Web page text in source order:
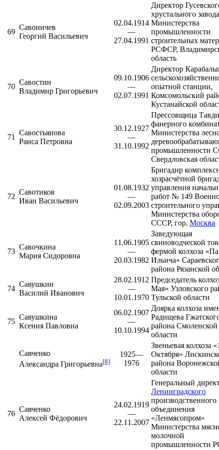
69
Савоничев
Георгий Васильевич
02.04.1914
—
27.04.1991
Директор
хрустального завода
Министерства
промышленности
строительных
РСФСР,
область
70
Савостин
Владимир Григорьевич
09.10.1906
—
02.07.1991
Директор
опытной станции,
Комсомольский
Кустанайской
71
Савостьянова
Раиса Петровна
30.12.1927
—
31.10.1992
Прессовщица
фанерного
Министерства
промышленности
Свердловская
72
Савотиков
Иван Васильевич
01.08.1932
—
02.09.2003
Бригадир
хозрасчётной
управления
работ № 149
строительного
Министерства
СССР, гор. Москва
73
Савочкина
Мария Сидоровна
11.06.1905
—
20.03.1982
Заведующая
свиноводческой
фермой колхоза
Ильича»
района Рязанской
74
Савушкин
Василий Иванович
28.02.1912
—
10.01.1970
Председатель
Мая» Узловского
Тульской области
75
Савушкина
Ксения Павловна
06.02.1907
—
10.10.1994
Доярка колхоза
Радищева
района Смоленской
области
Савченко
Александра Григорьевна[8]
1925—
1976
Звеньевая колхоза
Октября»
района
области
76
Савченко
Алексей Фёдорович
24.02.1919
—
22.11.2007
Генеральный
Ленинградского
производственного
объединения
«Ленмясопром»
Министерства
молочной
промышленности